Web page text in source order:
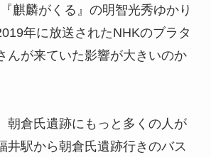
麒麟がくる』の明智光秀ゆかり
年に放送されたNHKのブラタ
んが来ていた影響が大きいのか
朝倉氏遺跡にもっと多くの人が
井駅から朝倉氏遺跡行きのバス